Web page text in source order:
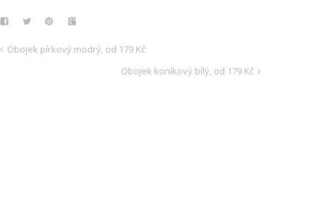
Obojek pírkový modrý, od 179 Kč
Obojek koníkový bílý, od 179 Kč